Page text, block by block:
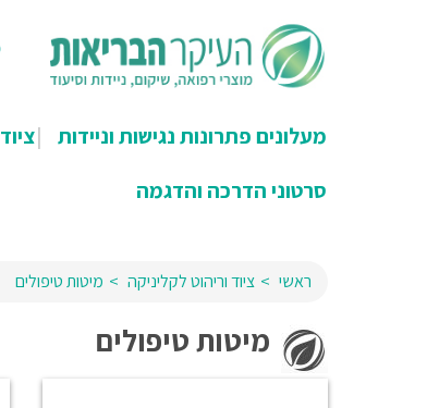
מעלונים פתרונות נגישות וניידות
סרטוני הדרכה והדגמה
ראשי ציוד וריהוט לקליניקה מיטות טיפולים
מיטות טיפולים